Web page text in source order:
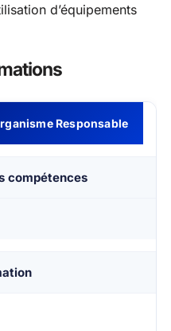
d’équipements
Responsable
compétences